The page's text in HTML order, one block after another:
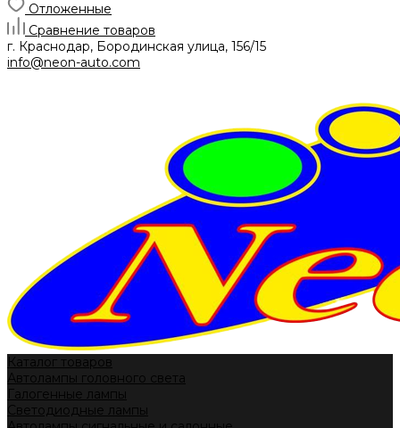
Отложенные
Сравнение товаров
г. Краснодар, Бородинская улица, 156/15
info@neon-auto.com
Каталог товаров
Автолампы головного света
Галогенные лампы
Светодиодные лампы